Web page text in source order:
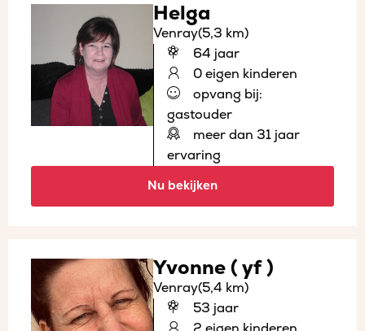
Helga
Venray(5,3 km)
64 jaar
0 eigen kinderen
opvang bij:
gastouder
meer dan 31 jaar
ervaring
Nu bekijken
Yvonne ( yf )
Venray(5,4 km)
53 jaar